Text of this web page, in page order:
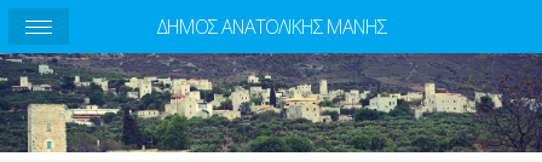
ΔΗΜΟΣ ΑΝΑΤΟΛΙΚΗΣ ΜΑΝΗΣ